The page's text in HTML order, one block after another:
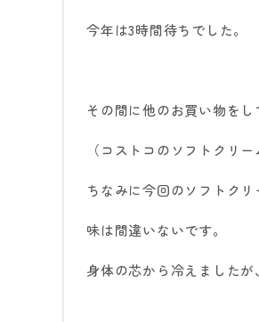
今年は3時間待ちでした。
その間に他のお買い物を
（コストコのソフトクリ
ちなみに今回のソフトク
味は間違いないです。
身体の芯から冷えましたが